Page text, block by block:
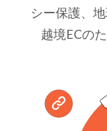
シー保護、
越境ECの